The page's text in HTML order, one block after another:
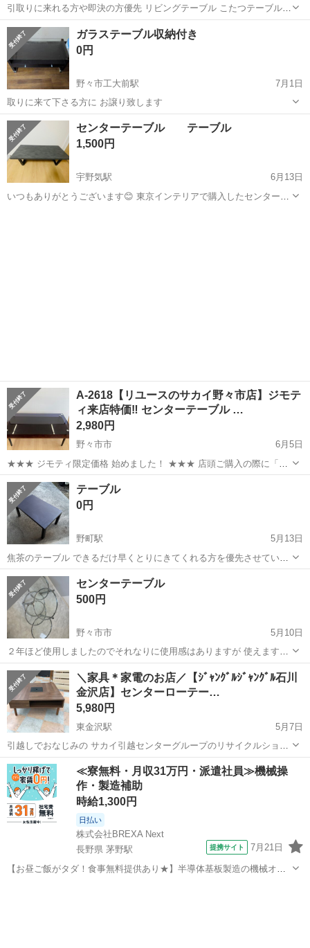
引取りに来れる方や即決の方優先 リビングテーブル こたつテーブル
しっかりとした作りです。引越し準備で動かした時にガラス面が外れ
ないようマスキングテープ貼ってあります。 購入先:東京インテリア
サイズ 高さ41 縦7...
石川 金沢市 テーブル
ガラステーブル収納付き
0円
野々市工大前駅
7月1日
取りに来て下さる方に お譲り致します
石川 金沢市 野々市工大前駅 テーブル ガラス
センターテーブル テーブル
1,500円
宇野気駅
6月13日
いつもありがとうございます😊 東京インテリアで購入したセンターテ
A-2618【リユースのサカイ野々市店】ジモテ
ィ来店特価‼ センターテーブル …
2,980円
野々市市
6月5日
★★★ ジモティ限定価格 始めました！ ★★★ 店頭ご購入の際に「ジ
モティを見た」と言っていただくと、ジモティ限定価格(表示価格より
7%OFF)でのご購入が可能です。 是非、店頭にてスタッフまでお伝え
くださいませ。 ...
石川 野々市市 テーブル
テーブル
0円
野町駅
5月13日
焦茶のテーブル できるだけ早くとりにきてくれる方を優先させていた
だきます。 よろしくおねがいします。
石川 金沢市 野町駅 テーブル
センターテーブル
500円
野々市市
5月10日
２年ほど使用しましたのでそれなりに使用感はありますが 使えます。
お値引きか可能です。 返品交換は受付かねます。
石川 野々市市 テーブル センター
＼家具＊家電のお店／【ｼﾞｬﾝｸﾞﾙｼﾞｬﾝｸﾞﾙ石川
金沢店】センターローテー…
5,980円
東金沢駅
5月7日
引越しでおなじみの サカイ引越センターグループのリサイクルショッ
プ ジャングルジャングル石川金沢店です(*^^*) 店頭ご購入の際に「ジ
モティを見た」と言っていただくと、ジモティ限定価格(表示価格より
7%O...
石川 金沢市 東金沢駅 テーブル ジャングル
≪寮無料・月収31万円・派遣社員≫機械操
作・製造補助
時給1,300円
日払い
株式会社BREXA Next
長野県 茅野駅
提携サイト 7月21日
【お昼ご飯がタダ！食事無料提供あり★】半導体基板製造の機械オペ